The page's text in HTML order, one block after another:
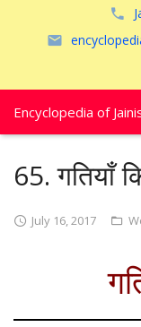
Encyclopedia of
65. गतियाँ
July 16, 2017